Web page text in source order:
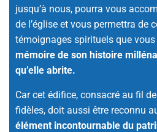
jusqu’à nous, pourra vous
de l’église et vous permettra de
témoignages spirituels que vous
mémoire de son histoire
qu’elle abrite.
Car cet édifice, consacré au fil
fidèles, doit aussi être reconnu
élément incontournable du